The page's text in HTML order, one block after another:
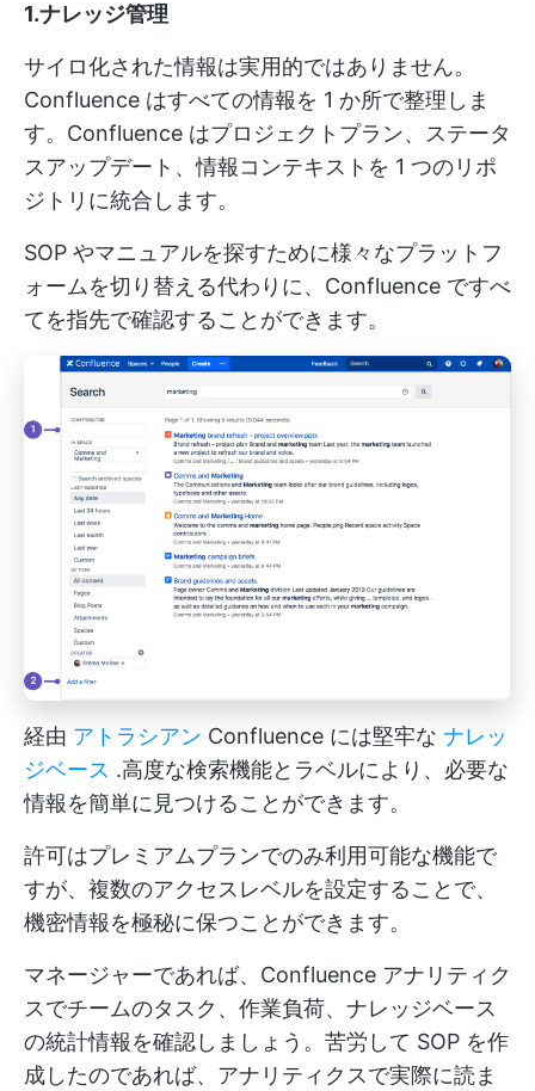
1.ナレッジ管理
サイロ化された情報は実用的ではありません。
Confluence はすべての情報を 1 か所で整理しま
す。Confluence はプロジェクトプラン、ステータ
スアップデート、情報コンテキストを 1 つのリポ
ジトリに統合します。
SOP やマニュアルを探すために様々なプラットフ
ォームを切り替える代わりに、Confluence ですべ
てを指先で確認することができます。
経由 アトラシアン Confluence には堅牢な ナレッ
ジベース .高度な検索機能とラベルにより、必要な
情報を簡単に見つけることができます。
許可はプレミアムプランでのみ利用可能な機能で
すが、複数のアクセスレベルを設定することで、
機密情報を極秘に保つことができます。
マネージャーであれば、Confluence アナリティク
スでチームのタスク、作業負荷、ナレッジベース
の統計情報を確認しましょう。苦労して SOP を作
成したのであれば、アナリティクスで実際に読ま